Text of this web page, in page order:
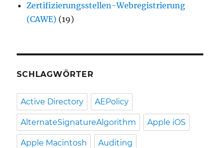
Zertifizierungsstellen-Webregistrierung
(CAWE) (19)
SCHLAGWÖRTER
Active Directory AEPolicy
AlternateSignatureAlgorithm Apple iOS
Apple Macintosh Auditing